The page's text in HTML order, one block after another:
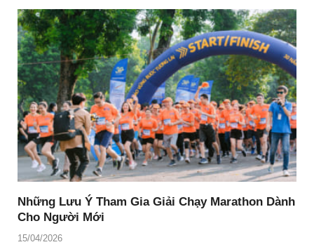
Những Lưu Ý Tham Gia Giải Chạy Marathon Dành
Cho Người Mới
15/04/2026